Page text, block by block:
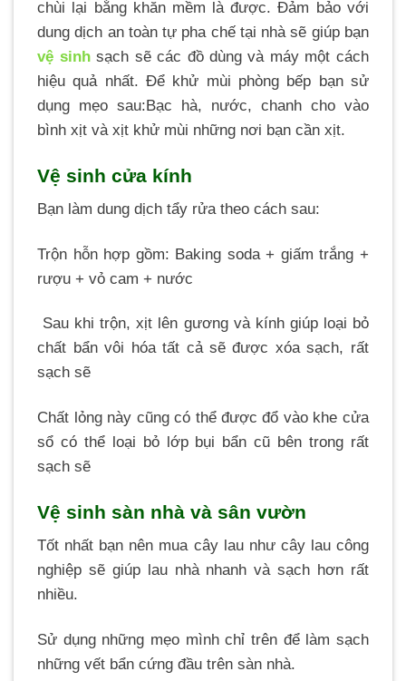
chùi lại bằng khăn mềm là được. Đảm bảo với
dung dịch an toàn tự pha chế tại nhà sẽ giúp bạn
vệ sinhsạch sẽ các đồ dùng và máy một cách
hiệu quả nhất. Để khử mùi phòng bếp bạn sử
dụng mẹo sau:Bạc hà, nước, chanh cho vào
bình xịt và xịt khử mùi những nơi bạn cần xịt.
Vệ sinh cửa kính
Bạn làm dung dịch tẩy rửa theo cách sau:
Trộn hỗn hợp gồm: Baking soda + giấm trắng +
rượu + vỏ cam + nước
Sau khi trộn, xịt lên gương và kính giúp loại bỏ
chất bẩn vôi hóa tất cả sẽ được xóa sạch, rất
sạch sẽ
Chất lỏng này cũng có thể được đổ vào khe cửa
sổ có thể loại bỏ lớp bụi bẩn cũ bên trong rất
sạch sẽ
Vệ sinh sàn nhà và sân vườn
Tốt nhất bạn nên mua cây lau như cây lau công
nghiệp sẽ giúp lau nhà nhanh và sạch hơn rất
nhiều.
Sử dụng những mẹo mình chỉ trên để làm sạch
những vết bẩn cứng đầu trên sàn nhà.